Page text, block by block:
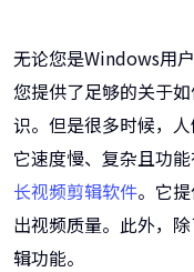
无论您是Windows用
您提供了足够的关于
识。但是很多时候，
它速度慢、复杂且功
长视频剪辑软件。它
出视频质量。此外，
辑功能。